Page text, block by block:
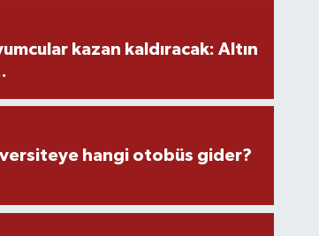
kazan kaldıracak: Altın
hangi otobüs gider?